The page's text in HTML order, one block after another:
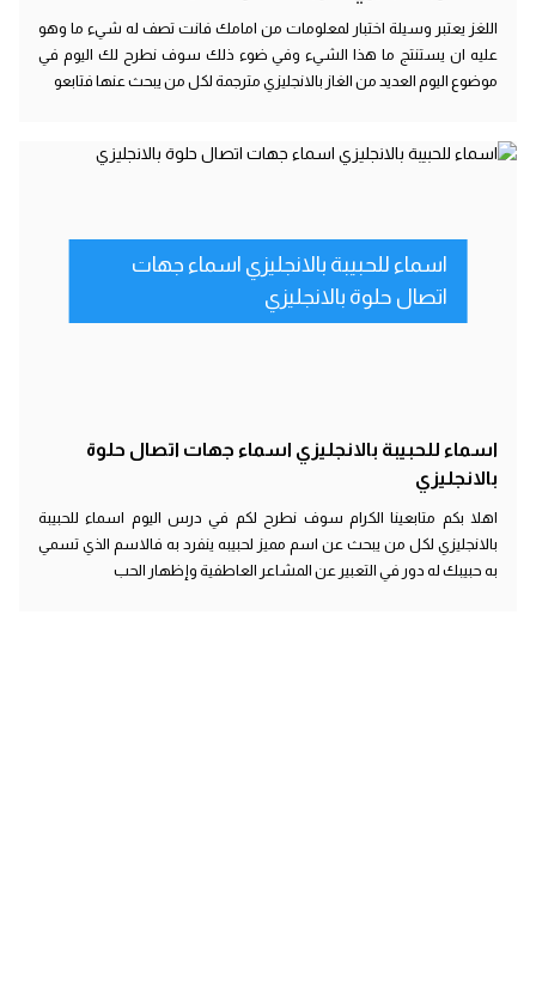
اللغز يعتبر وسيلة اختبار لمعلومات من امامك فانت تصف له شيء ما وهو
عليه ان يستنتج ما هذا الشيء وفي ضوء ذلك سوف نطرح لك اليوم في
موضوع اليوم العديد من الغاز بالانجليزي مترجمة لكل من يبحث عنها فتابعو
اسماء للحبيبة بالانجليزي اسماء جهات
اتصال حلوة بالانجليزي
اسماء للحبيبة بالانجليزي اسماء جهات اتصال حلوة
بالانجليزي
اهلا بكم متابعينا الكرام سوف نطرح لكم في درس اليوم اسماء للحبيبة
بالانجليزي لكل من يبحث عن اسم مميز لحبيبه ينفرد به فالاسم الذي تسمي
به حبيبك له دور في التعبير عن المشاعر العاطفية وإظهار الحب